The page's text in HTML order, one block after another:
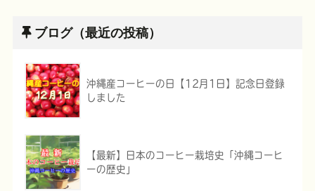
ブログ（最近の投稿）
沖縄産コーヒーの日【12月1日】記念日登録
しました
【最新】日本のコーヒー栽培史「沖縄コーヒ
ーの歴史」